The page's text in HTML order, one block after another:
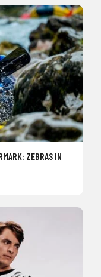
ZEBRAS IN